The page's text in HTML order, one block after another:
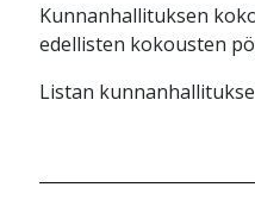
Kunnanhallituksen
edellisten kokousten
Listan